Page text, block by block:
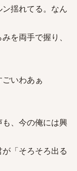
揺れてる。なん
を両手で握り、
いわあぁ
、今の俺には興
「そろそろ出る